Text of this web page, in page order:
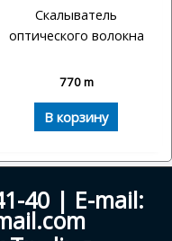
Скалыватель
оптического волокна
770m
В корзину
40 | E-mail: